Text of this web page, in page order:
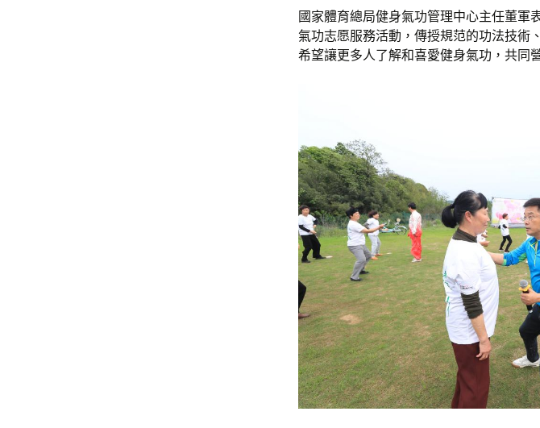
國家體育總局健身氣功管理中心主任董軍
氣功志愿服務活動，傳授規范的功法技術
希望讓更多人了解和喜愛健身氣功，共同